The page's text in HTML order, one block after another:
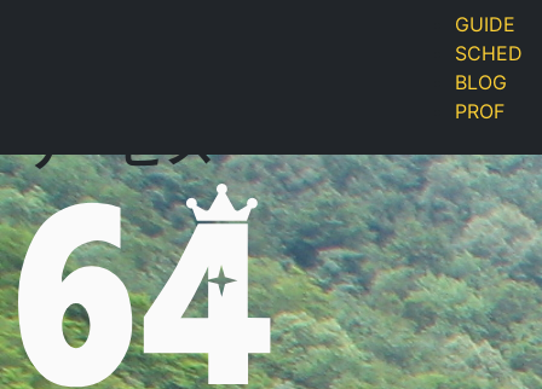
GUIDE
SCHED
BLOG
PROF
桧原湖ロクヨンガイド
サービス